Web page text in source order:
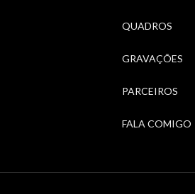
QUADROS
GRAVAÇÕES
PARCEIROS
FALA COMIGO